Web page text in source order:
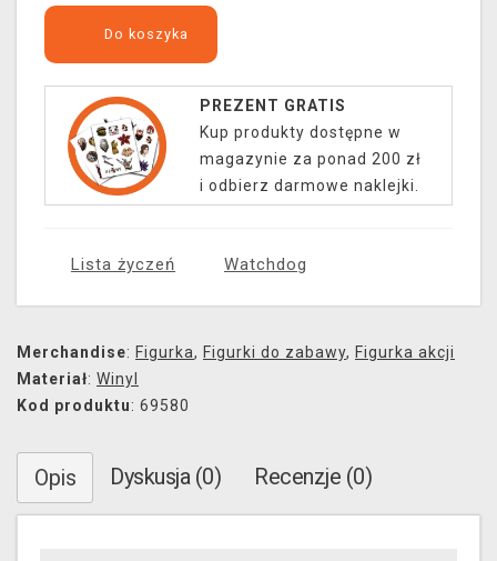
Do koszyka
PREZENT GRATIS
Kup produkty dostępne w
magazynie za ponad 200 zł
i odbierz darmowe naklejki.
Lista życzeń Watchdog
Merchandise: Figurka, Figurki do zabawy, Figurka akcji
Materiał: Winyl
Kod produktu: 69580
Opis Dyskusja (0) Recenzje (0)